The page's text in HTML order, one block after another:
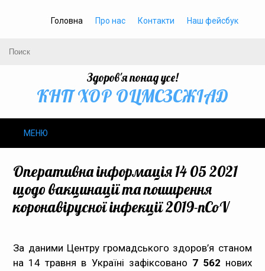
Головна Про нас Контакти Наш фейсбук
Здоров'я понад усе!
КНП ХОР ОЦМСЗСЖIАД
МЕНЮ
Громадське здоров’я
Громадянам
Оперативна інформація 14 05 2021
щодо вакцинації та поширення
коронавірусної інфекції 2019-nCoV
За даними Центру громадського здоров’я станом
на 14 травня в Україні зафіксовано 7 562 нових